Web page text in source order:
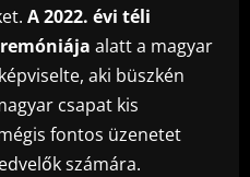
A 2022. évi téli
alatt a magyar
aki büszkén
csapat kis
fontos üzenetet
számára.